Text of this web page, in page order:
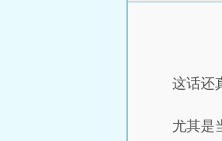
这话还
尤其是